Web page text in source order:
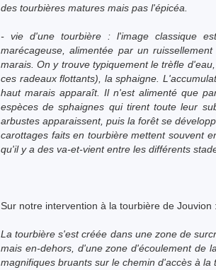
des tourbières matures mais pas l'épicéa.
- vie d'une tourbière : l'image classique
marécageuse, alimentée par un
marais. On y trouve typiquement le trèfle
ces radeaux flottants), la sphaigne.
haut marais apparaît. Il n'est alimenté que
espèces de sphaignes qui tirent toute leur
arbustes apparaissent, puis la forêt se
carottages faits en tourbière mettent souvent
qu'il y a des va-et-vient entre les différents
Sur notre intervention à la tourbière de Jouvion :
La tourbière s'est créée dans une zone de
mais en-dehors, d'une zone d'écoulement de
magnifiques bruants sur le chemin d'accès à la